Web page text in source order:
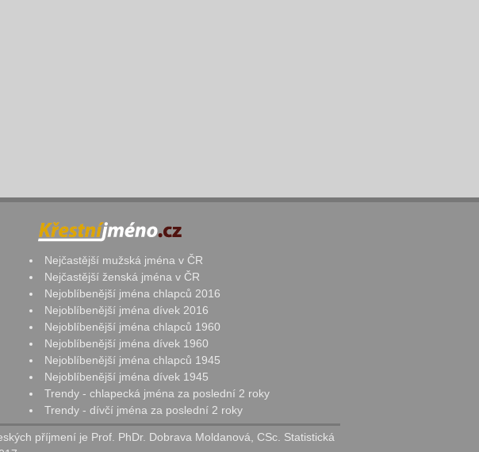
Nejčastější mužská jména v ČR
Nejčastější ženská jména v ČR
Nejoblíbenější jména chlapců 2016
Nejoblíbenější jména dívek 2016
Nejoblíbenější jména chlapců 1960
Nejoblíbenější jména dívek 1960
Nejoblíbenější jména chlapců 1945
Nejoblíbenější jména dívek 1945
Trendy - chlapecká jména za poslední 2 roky
Trendy - dívčí jména za poslední 2 roky
příjmení je Prof. PhDr. Dobrava Moldanová, CSc. Statistická